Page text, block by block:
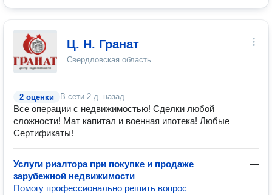
Ц. Н. Гранат
Свердловская область
2 оценки В сети 2 д. назад
Все операции с недвижимостью! Сделки любой
сложности! Мат капитал и военная ипотека! Любые
Сертификаты!
Услуги риэлтора при покупке и продаже
зарубежной недвижимости
—
Помогу профессионально решить вопрос